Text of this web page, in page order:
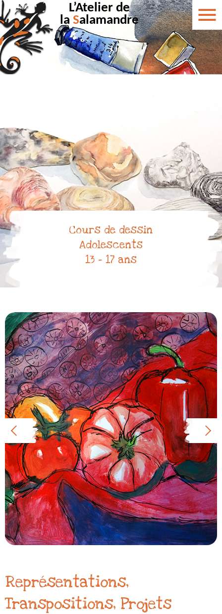
L’Atelier de
la Salamandre
Cours de dessin
Adolescents
13 – 17 ans
Représentations,
Transpositions, Projets